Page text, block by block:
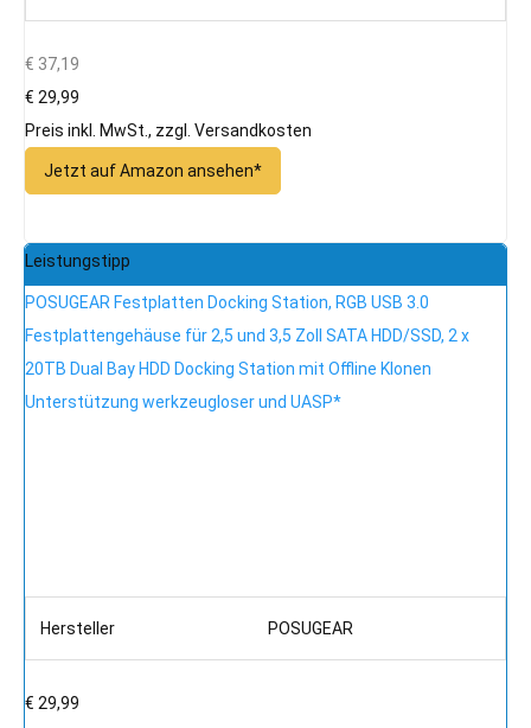
€ 37,19
€ 29,99
Preis inkl. MwSt., zzgl. Versandkosten
Jetzt auf Amazon ansehen*
Leistungstipp
POSUGEAR Festplatten Docking Station, RGB USB 3.0
Festplattengehäuse für 2,5 und 3,5 Zoll SATA HDD/SSD, 2 x
20TB Dual Bay HDD Docking Station mit Offline Klonen
Unterstützung werkzeugloser und UASP*
Hersteller POSUGEAR
€ 29,99